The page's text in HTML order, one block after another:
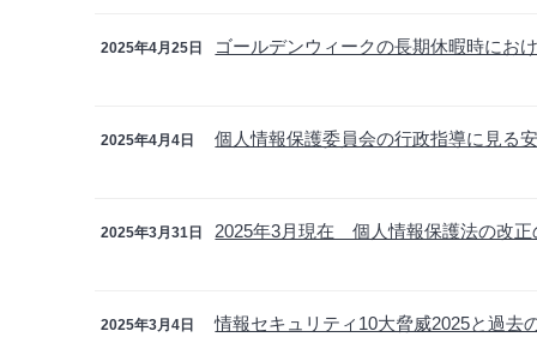
2025年4月25日 ゴールデンウィークの長期休暇時にお
2025年4月4日 個人情報保護委員会の行政指導に見る
2025年3月31日 2025年3月現在 個人情報保護法の改正
2025年3月4日 情報セキュリティ10大脅威2025と過去